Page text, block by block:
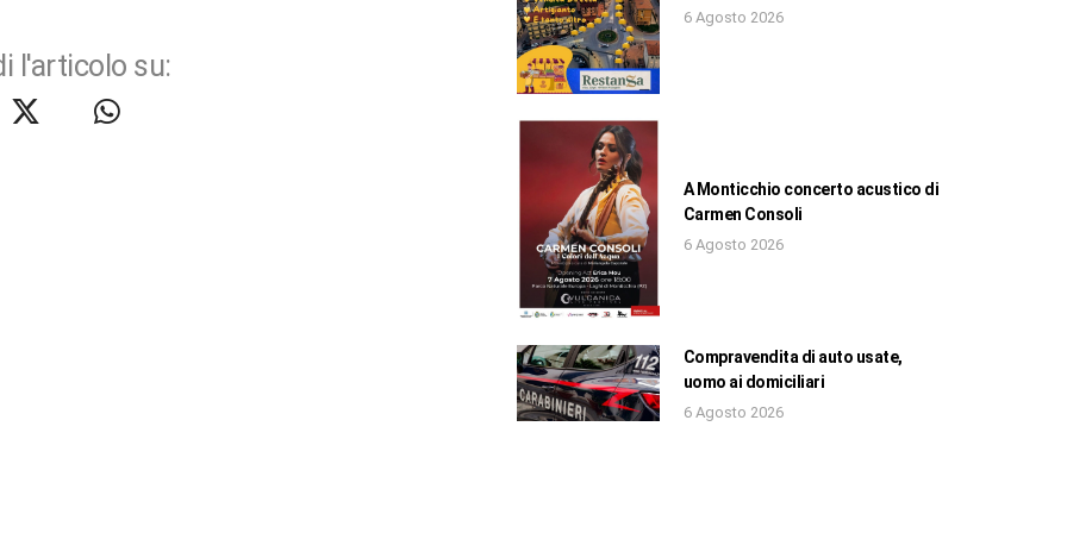
l'articolo su:
6 Agosto 2026
A Monticchio concerto acustico di
Carmen Consoli
6 Agosto 2026
Compravendita di auto usate,
uomo ai domiciliari
6 Agosto 2026